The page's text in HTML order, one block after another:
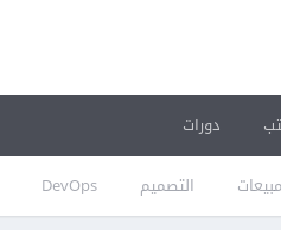
التصميم DevOps
دورات